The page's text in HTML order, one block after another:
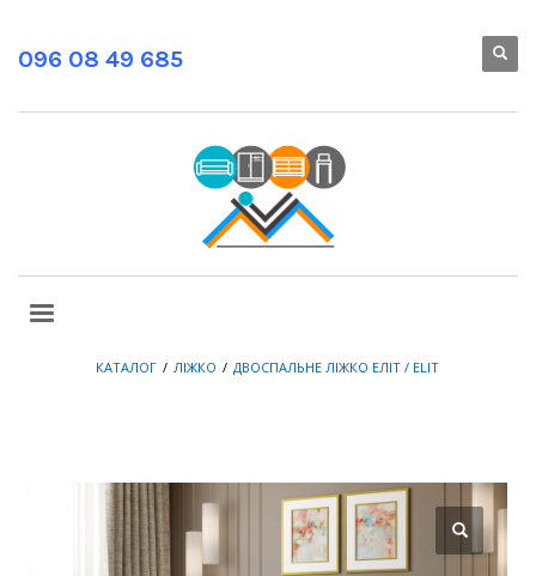
096 08 49 685
КАТАЛОГ ЛІЖКО ДВОСПАЛЬНЕ ЛІЖКО ЕЛІТ / ELIT